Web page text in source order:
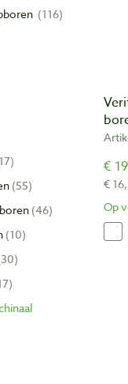
116
17
55
46
10
30
€
€
Op